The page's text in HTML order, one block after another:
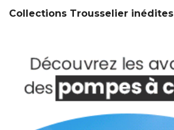
Collections Trousselier inédites